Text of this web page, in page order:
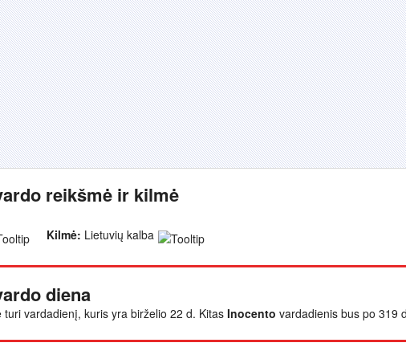
reikšmė ir kilmė
Kilmė: Lietuvių kalba
diena
turi vardadienį, kuris yra birželio 22 d. Kitas Inocento vardadienis bus po 319